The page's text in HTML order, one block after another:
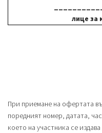
лице за
При приемане на офертата
поредният номер, датата,
което на участника се